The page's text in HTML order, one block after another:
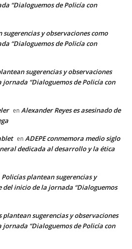
“Dialoguemos de Policía con
y observaciones como
“Dialoguemos de Policía con
sugerencias y observaciones
“Dialoguemos de Policía con
en Alexander Reyes es asesinado de
en ADEPE conmemora medio siglo
dedicada al desarrollo y la ética
Policías plantean sugerencias y
del inicio de la jornada “Dialoguemos
plantean sugerencias y observaciones
“Dialoguemos de Policía con